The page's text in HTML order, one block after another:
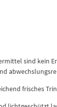
sind kein
frisches